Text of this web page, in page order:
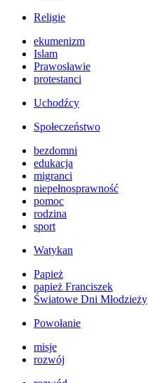
Religie
ekumenizm
Islam
Prawosławie
protestanci
Uchodźcy
Społeczeństwo
bezdomni
edukacja
migranci
niepełnosprawność
pomoc
rodzina
sport
Watykan
Papież
papież Franciszek
Światowe Dni Młodzieży
Powołanie
misje
rozwój